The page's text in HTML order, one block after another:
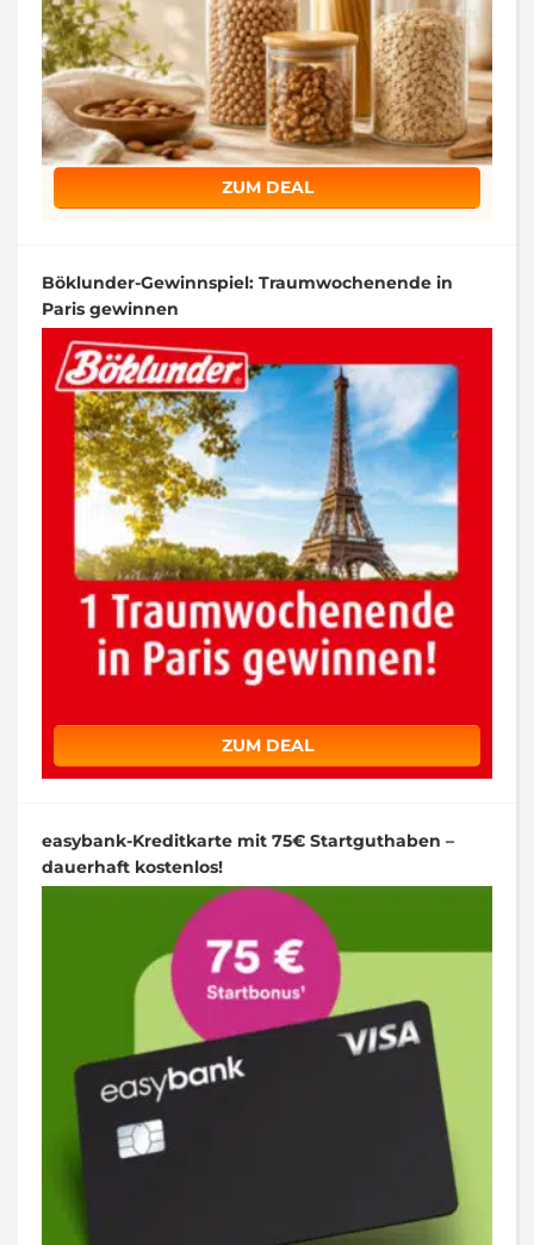
ZUM DEAL
Böklunder-Gewinnspiel: Traumwochenende in
Paris gewinnen
ZUM DEAL
easybank-Kreditkarte mit 75€ Startguthaben –
dauerhaft kostenlos!